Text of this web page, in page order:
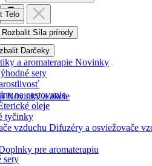
Telo
Rozbalit Síla prírody
Darčeky
Novinky
sety
na cestovanie
oleje
tyčinky
Difuzéry a osviežovače
pre aromaterapiu
Novinky a akcie
sety